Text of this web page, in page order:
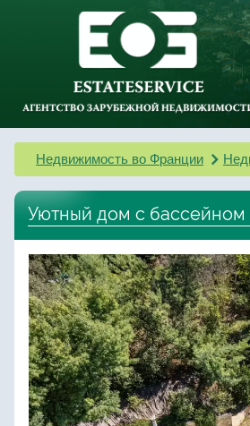
Недвижимость во Франции
Уютный дом с бассейном